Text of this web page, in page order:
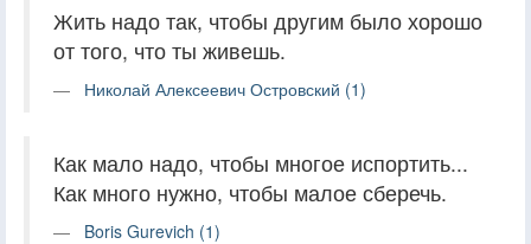
Жить надо так, чтобы другим было хорошо
от того, что ты живешь.
Николай Алексеевич Островский (1)
Как мало надо, чтобы многое испортить...
Как много нужно, чтобы малое сберечь.
Boris Gurevich (1)